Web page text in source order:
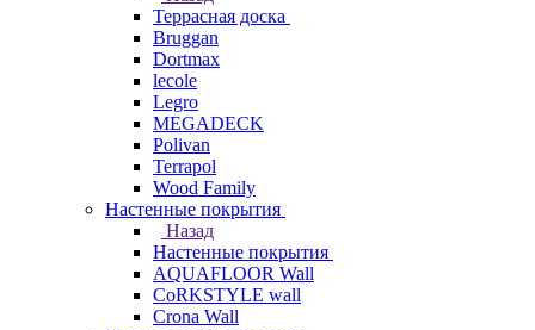
Террасная доска
Bruggan
Dortmax
lecole
Legro
MEGADECK
Polivan
Terrapol
Wood Family
Настенные покрытия
Назад
Настенные покрытия
AQUAFLOOR Wall
CoRKSTYLE wall
Crona Wall